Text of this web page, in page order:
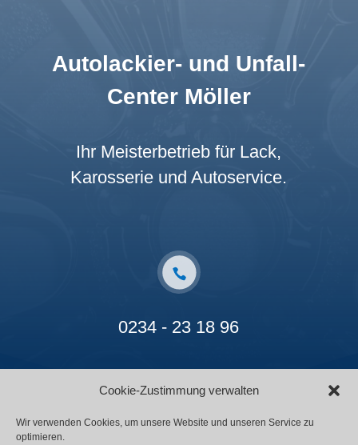
Cookie-Zustimmung verwalten
Wir verwenden Cookies, um unsere Website und unseren Service zu
optimieren.
Autolackier- und Unfall-
Center Möller
Ihr Meisterbetrieb für Lack,
Karosserie und Autoservice.
0234 - 23 18 96
Kontakt